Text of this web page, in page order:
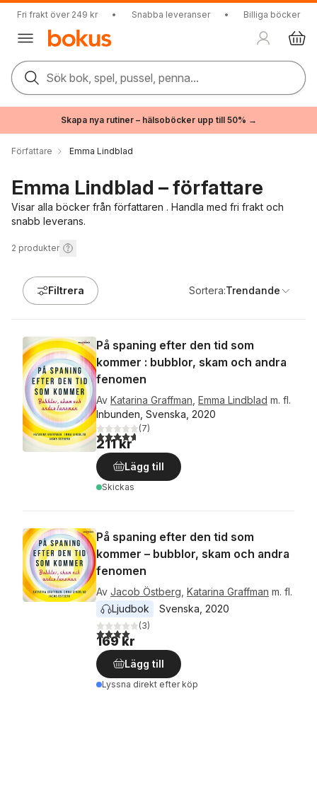
Fri frakt över 249 kr • Snabba leveranser • Billiga böcker
Sök bok, spel, pussel, penna...
Skapa nya rutiner – hälsoböcker upp till 50% →
Författare Emma Lindblad
Emma Lindblad – författare
Visar alla böcker från författaren . Handla med fri frakt och
snabb leverans.
2 produkter
Filtrera Sortera:Trendande
På spaning efter den tid som
kommer : bubblor, skam och andra
fenomen
Av Katarina Graffman Emma Lindblad m. fl.
Inbunden, Svenska, 2020
4,7utav 5 stjärnor. Totalt antal röster:
(7)
211 kr
Lägg till
Skickas
På spaning efter den tid som
kommer – bubblor, skam och andra
fenomen
Av Jacob Östberg Katarina Graffman m. fl.
Ljudbok
Svenska 2020
4,0utav 5 stjärnor. Totalt antal röster:
(3)
169 kr
Lägg till
Lyssna direkt efter köp